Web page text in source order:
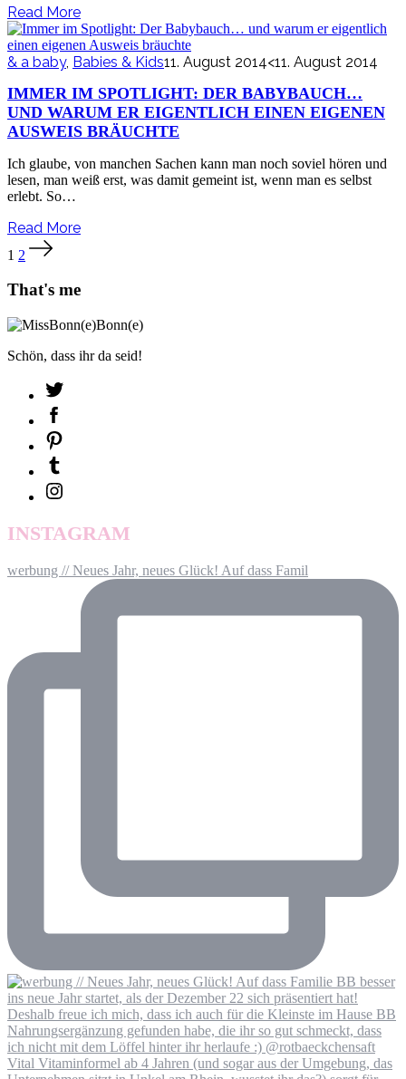
Read More
& a baby, Babies & Kids11. August 2014<11. August 2014
IMMER IM SPOTLIGHT: DER BABYBAUCH…
UND WARUM ER EIGENTLICH EINEN EIGENEN
AUSWEIS BRÄUCHTE
Ich glaube, von manchen Sachen kann man noch soviel hören und
lesen, man weiß erst, was damit gemeint ist, wenn man es selbst
erlebt. So…
Read More
Seitennummerierung
der
1 2
That's me
Schön, dass ihr da seid!
INSTAGRAM
werbung // Neues Jahr, neues Glück! Auf dass Famil